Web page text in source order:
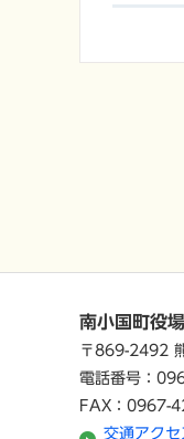
南小国町役場
〒869-2492
電話番号：
FAX：0967-
交通アクセ